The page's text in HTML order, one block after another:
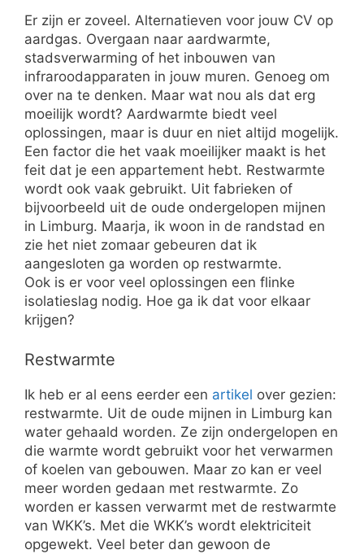
Er zijn er zoveel. Alternatieven voor jouw CV op
aardgas. Overgaan naar aardwarmte,
stadsverwarming of het inbouwen van
infraroodapparaten in jouw muren. Genoeg om
over na te denken. Maar wat nou als dat erg
moeilijk wordt? Aardwarmte biedt veel
oplossingen, maar is duur en niet altijd mogelijk.
Een factor die het vaak moeilijker maakt is het
feit dat je een appartement hebt. Restwarmte
wordt ook vaak gebruikt. Uit fabrieken of
bijvoorbeeld uit de oude ondergelopen mijnen
in Limburg. Maarja, ik woon in de randstad en
zie het niet zomaar gebeuren dat ik
aangesloten ga worden op restwarmte.
Ook is er voor veel oplossingen een flinke
isolatieslag nodig. Hoe ga ik dat voor elkaar
krijgen?
Restwarmte
Ik heb er al eens eerder een artikel over gezien:
restwarmte. Uit de oude mijnen in Limburg kan
water gehaald worden. Ze zijn ondergelopen en
die warmte wordt gebruikt voor het verwarmen
of koelen van gebouwen. Maar zo kan er veel
meer worden gedaan met restwarmte. Zo
worden er kassen verwarmt met de restwarmte
van WKK’s. Met die WKK’s wordt elektriciteit
opgewekt. Veel beter dan gewoon de